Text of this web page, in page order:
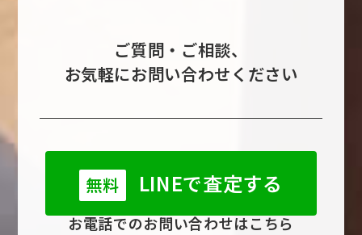
ご質問・ご相談、
お気軽にお問い合わせください
無料 LINEで査定する
お電話でのお問い合わせはこちら